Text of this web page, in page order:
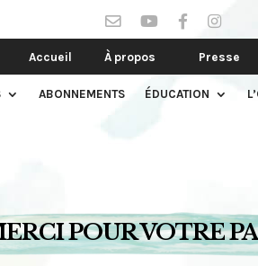
Accueil À propos Presse
ABONNEMENTS ÉDUCATION
POUR VOTRE